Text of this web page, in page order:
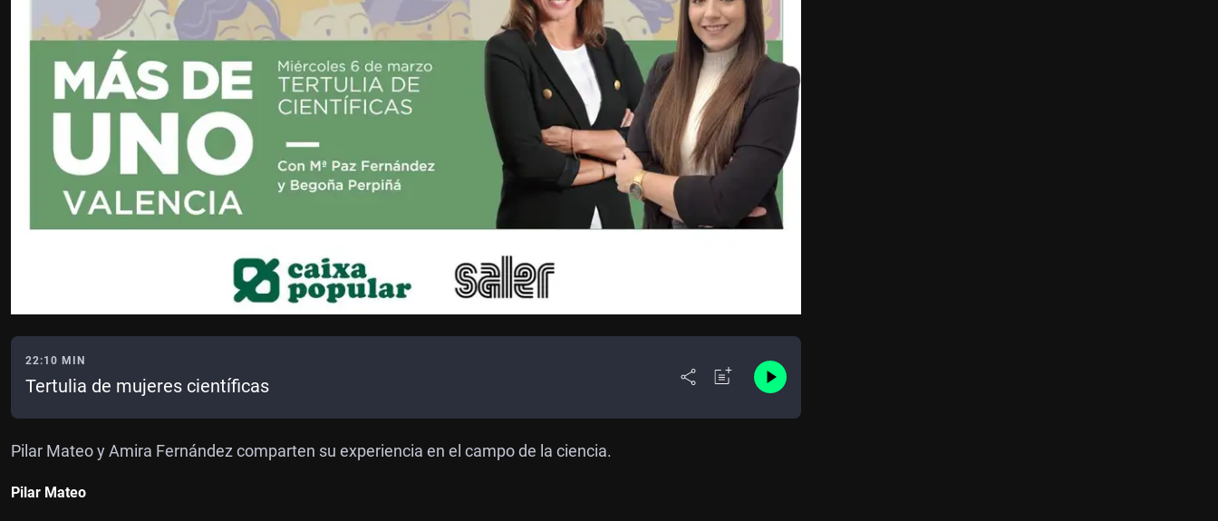
22:10 MIN
Tertulia de mujeres científicas
Pilar Mateo y Amira Fernández comparten su experiencia en el campo de la ciencia.
Pilar Mateo